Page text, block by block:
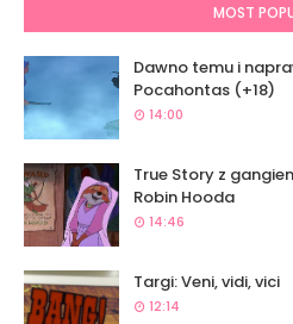
MOST
Dawno temu i
Pocahontas (+18)
14:00
True Story z
Robin Hooda
14:46
Targi: Veni, vidi, vici
12:14